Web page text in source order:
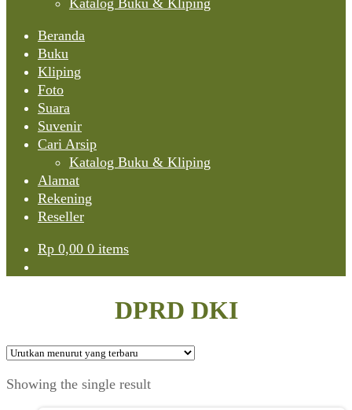
Katalog Buku & Kliping
Beranda
Buku
Kliping
Foto
Suara
Suvenir
Cari Arsip
Katalog Buku & Kliping
Alamat
Rekening
Reseller
Rp 0,00 0 items
DPRD DKI
Showing the single result